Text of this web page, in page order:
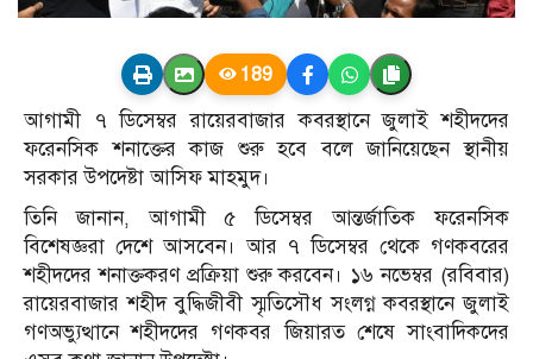
189
আগামী ৭ ডিসেম্বর রায়েরবাজার কবরস্থানে জুলাই শহীদদের
ফরেনসিক শনাক্তের কাজ শুরু হবে বলে জানিয়েছেন স্থানীয়
সরকার উপদেষ্টা আসিফ মাহমুদ।
তিনি জানান, আগামী ৫ ডিসেম্বর আন্তর্জাতিক ফরেনসিক
বিশেষজ্ঞরা দেশে আসবেন। আর ৭ ডিসেম্বর থেকে গণকবরের
শহীদদের শনাক্তকরণ প্রক্রিয়া শুরু করবেন। ১৬ নভেম্বর (রবিবার)
রায়েরবাজার শহীদ বুদ্ধিজীবী স্মৃতিসৌধ সংলগ্ন কবরস্থানে জুলাই
গণঅভ্যুত্থানে শহীদদের গণকবর জিয়ারত শেষে সাংবাদিকদের